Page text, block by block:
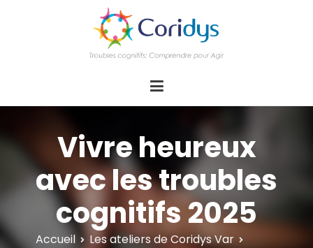
d'actions Information Accompagnement
Innovation/E­xpertise Formations autour des
Vivre heureux
avec les troubles
cognitifs 2025
Accueil
Les ateliers de Coridys Var